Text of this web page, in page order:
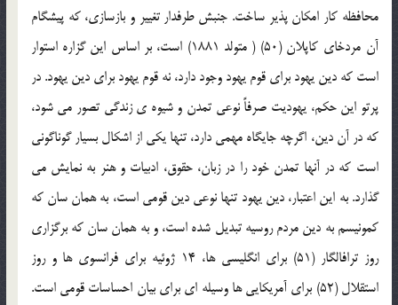
محافظه كار امكان پذير ساخت. جنبش طرفدار تغيير و بازسازي، كه پيشگام
آن مردخاي كاپلان (50) ( متولد 1881) است، بر اساس اين گزاره استوار
است كه دين يهود براي قوم يهود وجود دارد، نه قوم يهود براي دين يهود. در
پرتو اين حكم، يهوديت صرفاً نوعي تمدن و شيوه ي زندگي تصور مي شود،
كه در آن دين، اگرچه جايگاه مهمي دارد، تنها يكي از اشكال بسيار گوناگوني
است كه در آنها تمدن خود را در زبان، حقوق، ادبيات و هنر به نمايش مي
گذارد. به اين اعتبار، دين يهود تنها نوعي دين قومي است، به همان سان كه
كمونيسم به دين مردم روسيه تبديل شده است، و به همان سان كه برگزاري
روز ترافالگار (51) براي انگليسي ها، 14 ژوئيه براي فرانسوي ها و روز
استقلال (52) براي آمريكايي ها وسيله اي براي بيان احساسات قومي است.